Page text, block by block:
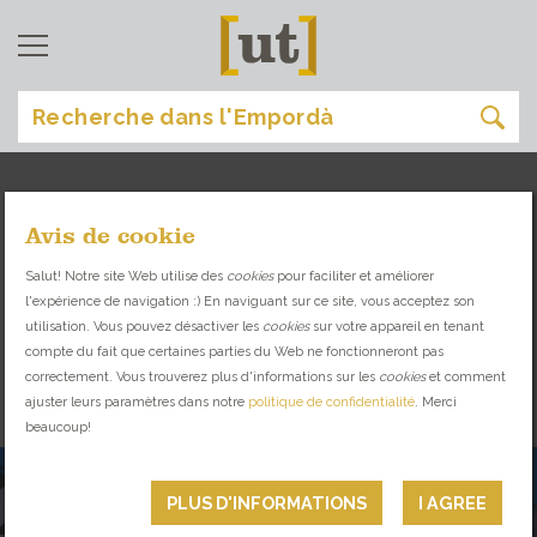
[ manger ]
DÉCOUVREZ LA VARIÉTÉ GASTRONOMIQUE
QU'EMPENDÀ VOUS PROPOSE
I AGREE
PLUS D'INFORMATIONS
Avis de cookie
Salut! Notre site Web utilise des cookiespour faciliter et améliorer
l'expérience de navigation :) En naviguant sur ce site, vous acceptez son
utilisation. Vous pouvez désactiver les cookiessur votre appareil en tenant
compte du fait que certaines parties du Web ne fonctionneront pas
correctement. Vous trouverez plus d'informations sur les cookieset comment
ajuster leurs paramètres dans notre politique de confidentialité . Merci
beaucoup!